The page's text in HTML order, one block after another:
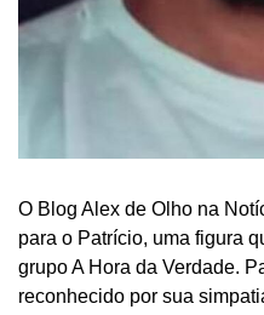
O Blog Alex de Olho na
para o Patrício, uma figura
grupo A Hora da Verdade.
reconhecido por sua